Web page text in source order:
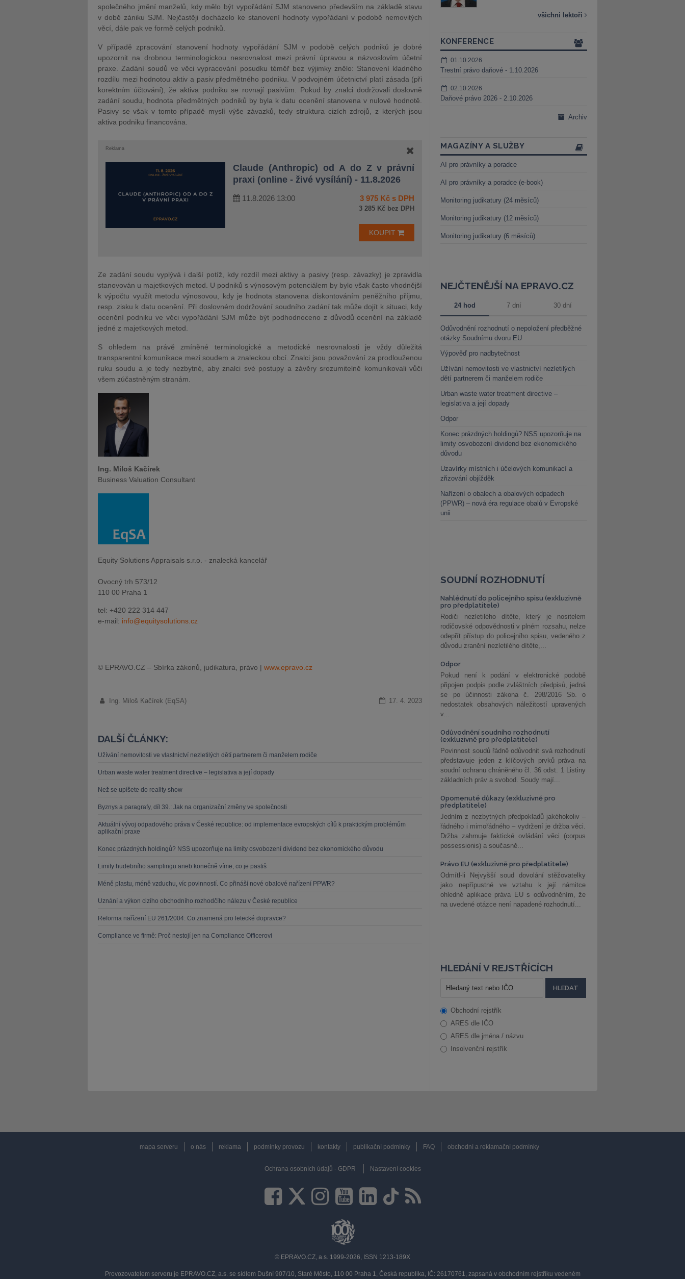
společného jmění manželů, kdy mělo být vypořádání SJM stanoveno především na základě stavu
v době zániku SJM. Nejčastěji docházelo ke stanovení hodnoty vypořádaní v podobě nemovitých
věcí, dále pak ve formě celých podniků.
V případě zpracování stanovení hodnoty vypořádání SJM v podobě celých podniků je dobré
upozornit na drobnou terminologickou nesrovnalost mezi právní úpravou a názvoslovím účetní
praxe. Zadání soudů ve věci vypracování posudku téměř bez výjimky znělo: Stanovení kladného
rozdílu mezi hodnotou aktiv a pasiv předmětného podniku. V podvojném účetnictví platí zásada (při
korektním účtování), že aktiva podniku se rovnají pasivům. Pokud by znalci dodržovali doslovně
zadání soudu, hodnota předmětných podniků by byla k datu ocenění stanovena v nulové hodnotě.
Pasivy se však v tomto případě myslí výše závazků, tedy struktura cizích zdrojů, z kterých jsou
aktiva podniku financována.
Reklama
Claude (Anthropic) od A do Z v právní
praxi (online - živé vysílání) - 11.8.2026
11.8.2026 13:00 3 975 Kč s DPH
3 285 Kč bez DPH
KOUPIT
Ze zadání soudu vyplývá i další potíž, kdy rozdíl mezi aktivy a pasivy (resp. závazky) je zpravidla
stanovován u majetkových metod. U podniků s výnosovým potenciálem by bylo však často vhodnější
k výpočtu využít metodu výnosovou, kdy je hodnota stanovena diskontováním peněžního příjmu,
resp. zisku k datu ocenění. Při doslovném dodržování soudního zadání tak může dojít k situaci, kdy
ocenění podniku ve věci vypořádání SJM může být podhodnoceno z důvodů ocenění na základě
jedné z majetkových metod.
S ohledem na právě zmíněné terminologické a metodické nesrovnalosti je vždy důležitá
transparentní komunikace mezi soudem a znaleckou obcí. Znalci jsou považování za prodlouženou
ruku soudu a je tedy nezbytné, aby znalci své postupy a závěry srozumitelně komunikovali vůči
všem zúčastněným stranám.
Ing. Miloš Kačírek
Business Valuation Consultant
Equity Solutions Appraisals s.r.o. - znalecká kancelář
Ovocný trh 573/12
110 00 Praha 1
tel: +420 222 314 447
e-mail: info@equitysolutions.cz
© EPRAVO.CZ – Sbírka zákonů, judikatura, právo | www.epravo.cz
Ing. Miloš Kačírek (EqSA) 17. 4. 2023
DALŠÍ ČLÁNKY:
Užívání nemovitosti ve vlastnictví nezletilých dětí partnerem či manželem rodiče
Urban waste water treatment directive – legislativa a její dopady
Než se upíšete do reality show
Byznys a paragrafy, díl 39.: Jak na organizační změny ve společnosti
Aktuální vývoj odpadového práva v České republice: od implementace evropských cílů k praktickým problémům
aplikační praxe
Konec prázdných holdingů? NSS upozorňuje na limity osvobození dividend bez ekonomického důvodu
Limity hudebního samplingu aneb konečně víme, co je pastiš
Méně plastu, méně vzduchu, víc povinností. Co přináší nové obalové nařízení PPWR?
Uznání a výkon cizího obchodního rozhodčího nálezu v České republice
Reforma nařízení EU 261/2004: Co znamená pro letecké dopravce?
Compliance ve firmě: Proč nestojí jen na Compliance Officerovi
všichni lektoři
KONFERENCE
01.10.2026
Trestní právo daňové - 1.10.2026
02.10.2026
Daňové právo 2026 - 2.10.2026
Archiv
MAGAZÍNY A SLUŽBY
AI pro právníky a poradce
AI pro právníky a poradce (e-book)
Monitoring judikatury (24 měsíců)
Monitoring judikatury (12 měsíců)
Monitoring judikatury (6 měsíců)
NEJČTENĚJŠÍ NA EPRAVO.CZ
24 hod 7 dní 30 dní
Odůvodnění rozhodnutí o nepoložení předběžné
otázky Soudnímu dvoru EU
Výpověď pro nadbytečnost
Užívání nemovitosti ve vlastnictví nezletilých
dětí partnerem či manželem rodiče
Urban waste water treatment directive –
legislativa a její dopady
Odpor
Konec prázdných holdingů? NSS upozorňuje na
limity osvobození dividend bez ekonomického
důvodu
Uzavírky místních i účelových komunikací a
zřizování objížděk
Nařízení o obalech a obalových odpadech
(PPWR) – nová éra regulace obalů v Evropské
unii
SOUDNÍ ROZHODNUTÍ
Nahlédnutí do policejního spisu (exkluzivně
pro předplatitele)
Rodiči nezletilého dítěte, který je nositelem
rodičovské odpovědnosti v plném rozsahu, nelze
odepřít přístup do policejního spisu, vedeného z
důvodu zranění nezletilého dítěte,...
Odpor
Pokud není k podání v elektronické podobě
připojen podpis podle zvláštních předpisů, jedná
se po účinnosti zákona č. 298/2016 Sb. o
nedostatek obsahových náležitostí upravených
v...
Odůvodnění soudního rozhodnutí
(exkluzivně pro předplatitele)
Povinnost soudů řádně odůvodnit svá rozhodnutí
představuje jeden z klíčových prvků práva na
soudní ochranu chráněného čl. 36 odst. 1 Listiny
základních práv a svobod. Soudy mají...
Opomenuté důkazy (exkluzivně pro
předplatitele)
Jedním z nezbytných předpokladů jakéhokoliv –
řádného i mimořádného – vydržení je držba věci.
Držba zahrnuje faktické ovládání věci (corpus
possessionis) a současně...
Právo EU (exkluzivně pro předplatitele)
Odmítl-li Nejvyšší soud dovolání stěžovatelky
jako nepřípustné ve vztahu k její námitce
ohledně aplikace práva EU s odůvodněním, že
na uvedené otázce není napadené rozhodnutí...
HLEDÁNÍ V REJSTŘÍCÍCH
Obchodní rejstřík
ARES dle IČO
ARES dle jména / názvu
Insolvenční rejstřík
mapa serveru o nás reklama podmínky provozu kontakty publikační podmínky FAQ obchodní a reklamační podmínky
Ochrana osobních údajů - GDPR Nastavení cookies
© EPRAVO.CZ, a.s. 1999-2026, ISSN 1213-189X
Provozovatelem serveru je EPRAVO.CZ, a.s. se sídlem Dušní 907/10, Staré Město, 110 00 Praha 1, Česká republika, IČ: 26170761, zapsaná v obchodním rejstříku vedeném